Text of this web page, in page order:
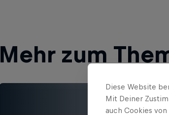
Mehr zum
Diese Website
Mit Deiner
auch Cookies